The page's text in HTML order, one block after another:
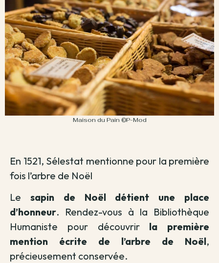
Maison du Pain ©P-Mod
En 1521, Sélestat mentionne pour la première
fois l’arbre de Noël
Le sapin de Noël détient une place
d’honneur. Rendez-vous à la Bibliothèque
Humaniste pour découvrir la première
mention écrite de l’arbre de Noël,
précieusement conservée.